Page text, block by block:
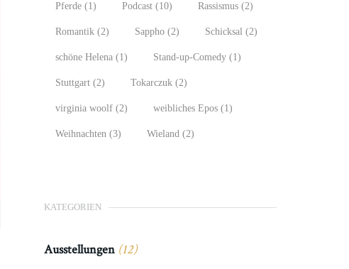
Pferde (1) Podcast (10) Rassismus (2)
Romantik (2) Sappho (2) Schicksal (2)
schöne Helena (1) Stand-up-Comedy (1)
Stuttgart (2) Tokarczuk (2)
virginia woolf (2) weibliches Epos (1)
Weihnachten (3) Wieland (2)
KATEGORIEN
Ausstellungen (12)